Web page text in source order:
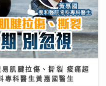
肌腱拉傷、撕裂 痠痛超
專科醫生黃惠國醫生